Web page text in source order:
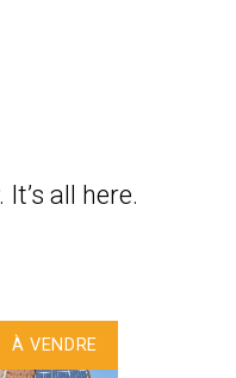
all here.
À VENDRE